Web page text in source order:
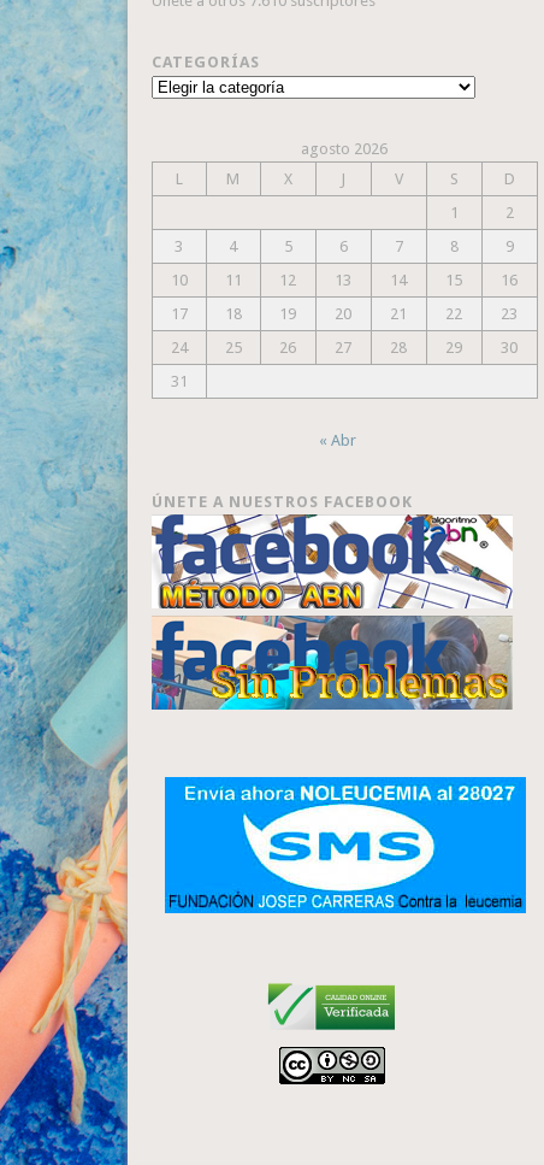
CATEGORÍAS
Categorías
agosto 2026
L
M X J V S
D
1
2
3
4 5 6 7 8
9
10
11 12 13 14 15
16
17
18 19 20 21 22
23
24
25 26 27 28 29
30
31
« Abr
ÚNETE A NUESTROS FACEBOOK